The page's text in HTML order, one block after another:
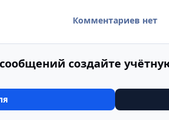
Комментариев нет
создайте